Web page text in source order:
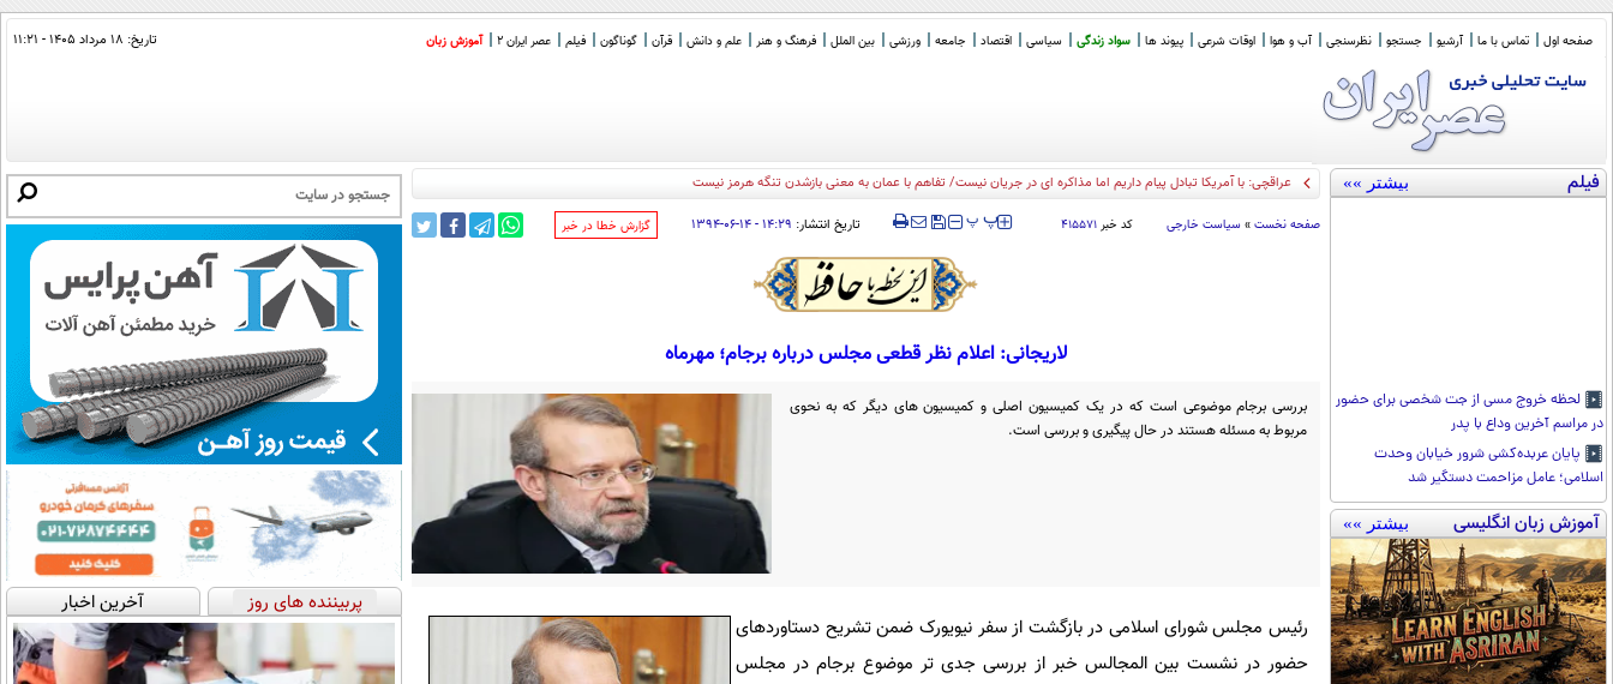
صفحه اول تماس با ما آرشیو جستجو نظرسنجی آب و هوا اوقات شرعی پیوند ها سواد زندگی سیاسی اقتصاد جامعه ورزشی بین الملل فرهنگ و هنر علم و دانش قرآن گوناگون فیلم عصر ایران 2 آموزش زبان تاریخ: ۱۸ مرداد ۱۴۰۵ - ۱۱:۲۱
فیلم بیشتر »»
لحظه خروج مسی از جت شخصی برای حضور
در مراسم آخرین وداع با پدر
پایان عربده‌کشی شرور خیابان وحدت
اسلامی؛ عامل مزاحمت دستگیر شد
آموزش زبان انگلیسی بیشتر »»
عراقچی: با آمریکا تبادل پیام داریم اما مذاکره ای در جریان نیست/ تفاهم با عمان به معنی بازشدن تنگه هرمز نیست
صفحه نخست » سیاست خارجی کد خبر۴۱۵۵۷۱ ‍‍‍ پ پ تاریخ انتشار: ۱۴:۲۹ - ۱۴-۰۶-۱۳۹۴ ‌گزارش خطا در خبر
لاریجانی: اعلام نظر قطعی مجلس درباره برجام؛ مهرماه
بررسی برجام موضوعی است که در یک کمیسیون اصلی و کمیسیون های دیگر که به نحوی
مربوط به مسئله هستند در حال پیگیری و بررسی است.
رئیس مجلس شورای اسلامی در بازگشت از سفر نیویورک ضمن تشریح دستاوردهای
حضور در نشست بین المجالس خبر از بررسی جدی تر موضوع برجام در مجلس
پربیننده های روز آخرین اخبار